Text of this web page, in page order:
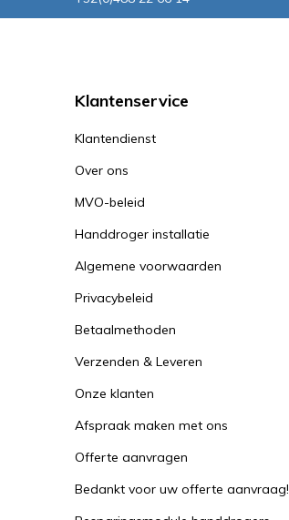
Klantenservice
Klantendienst
Over ons
MVO-beleid
Handdroger installatie
Algemene voorwaarden
Privacybeleid
Betaalmethoden
Verzenden & Leveren
Onze klanten
Afspraak maken met ons
Offerte aanvragen
Bedankt voor uw offerte aanvraag!